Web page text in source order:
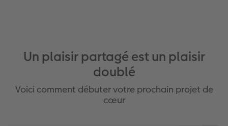
Un plaisir partagé est un plaisir
doublé
Voici comment débuter votre prochain projet de
cœur